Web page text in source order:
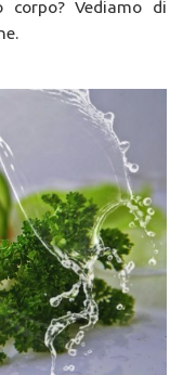
corpo? Vediamo di